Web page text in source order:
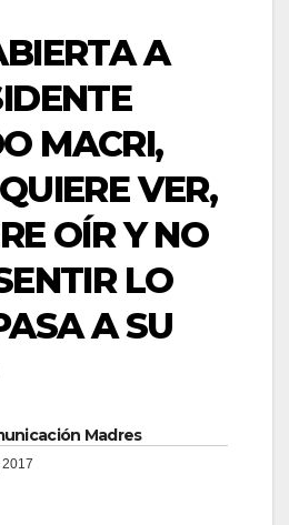
A
MACRI,
VER,
OÍR Y NO
LO
A SU
Madres
2017